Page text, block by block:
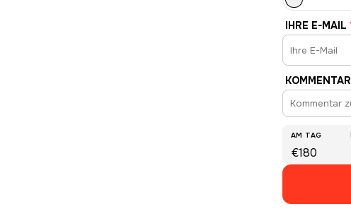
IHRE E-MAIL
KOMMENTAR
AM TAG
€180